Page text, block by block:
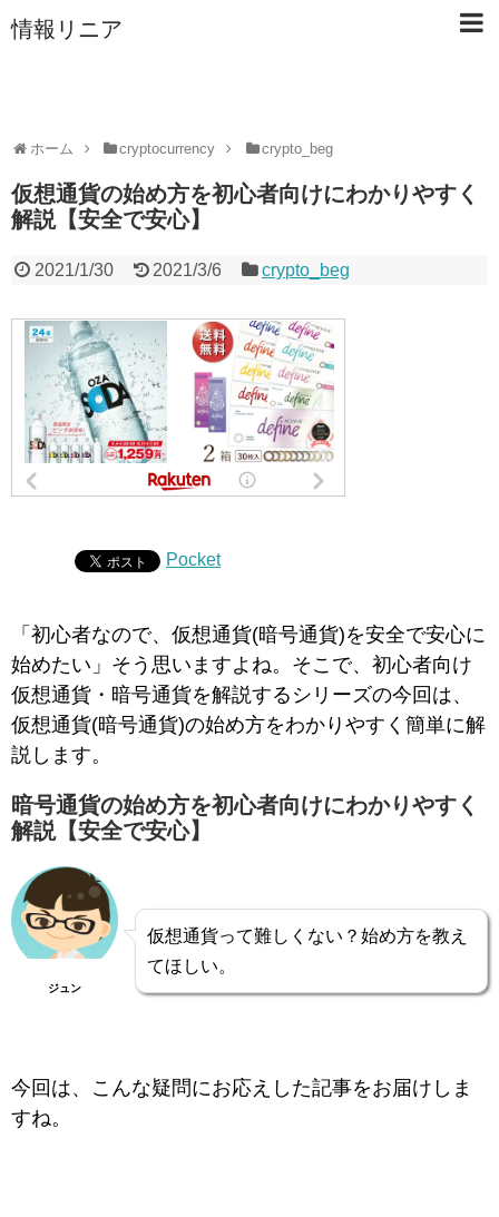
情報リニア
ホーム cryptocurrency crypto_beg
仮想通貨の始め方を初心者向けにわかりやすく
解説【安全で安心】
2021/1/30 2021/3/6 crypto_beg
Pocket
「初心者なので、仮想通貨(暗号通貨)を安全で安心に
始めたい」そう思いますよね。そこで、初心者向け
仮想通貨・暗号通貨を解説するシリーズの今回は、
仮想通貨(暗号通貨)の始め方をわかりやすく簡単に解
説します。
暗号通貨の始め方を初心者向けにわかりやすく
解説【安全で安心】
ジュン
仮想通貨って難しくない？始め方を教え
てほしい。
今回は、こんな疑問にお応えした記事をお届けしま
すね。